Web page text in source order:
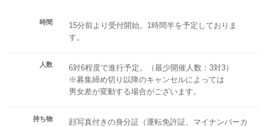
時間
15分前より受付開始。1時間半を予定しておりま
す。
人数
6対6程度で進行予定。（最少開催人数：3対3）
※募集締め切り以降のキャンセルによっては
男女差が変動する場合がございます。
持ち物
顔写真付きの身分証（運転免許証、マイナンバーカ